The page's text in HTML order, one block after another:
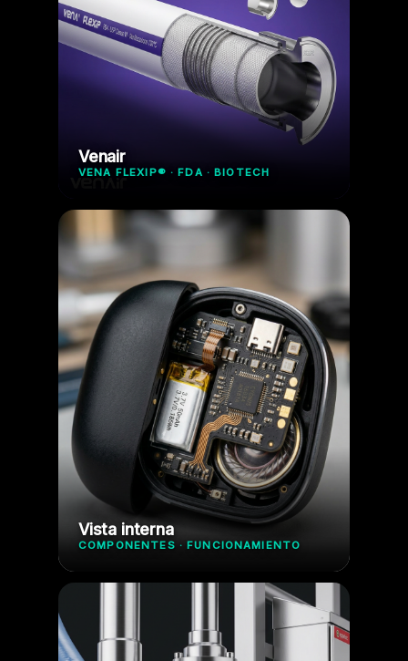
Venair
VENA FLEXIP® · FDA · BIOTECH
Vista interna
COMPONENTES · FUNCIONAMIENTO